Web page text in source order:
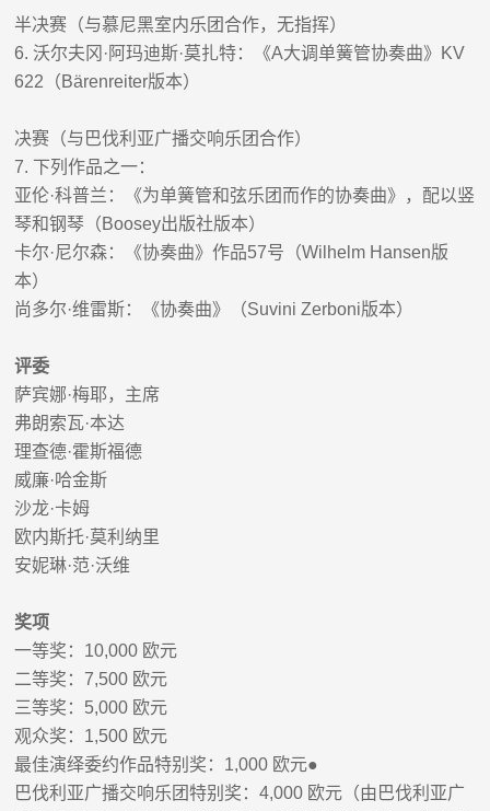
半决赛（与慕尼黑室内乐团合作，无指挥）
6. 沃尔夫冈 · 阿玛迪斯·莫扎特： 《A大调单簧管协奏曲》 KV
622 （Bärenreiter版本）
决赛（与巴伐利亚广播交响乐团合作）
7. 下列作品之一：
亚伦·科普兰 ：
《为单簧管和弦乐团而作的协奏曲》，配以竖
琴和钢琴（Boosey出版社版本）
卡尔·尼尔森： 《协奏曲》作品57号（Wilhelm Hansen版
本）
尚多尔·维雷斯： 《协奏曲》（Suvini Zerboni版本）
评委
萨宾娜·梅耶，主席
弗朗索瓦·本达
理查德·霍斯福德
威廉·哈金斯
沙龙·卡姆
欧内斯托·莫利纳里
安妮琳·范·沃维
奖项
一等奖： 10,000 欧元
二等奖：7,500 欧元
三等奖： 5,000 欧元
观众奖： 1,500 欧元
最佳演绎委约作品特别奖： 1,000 欧元●
巴伐利亚广播交响乐团特别奖：4,000 欧元（由巴伐利亚广